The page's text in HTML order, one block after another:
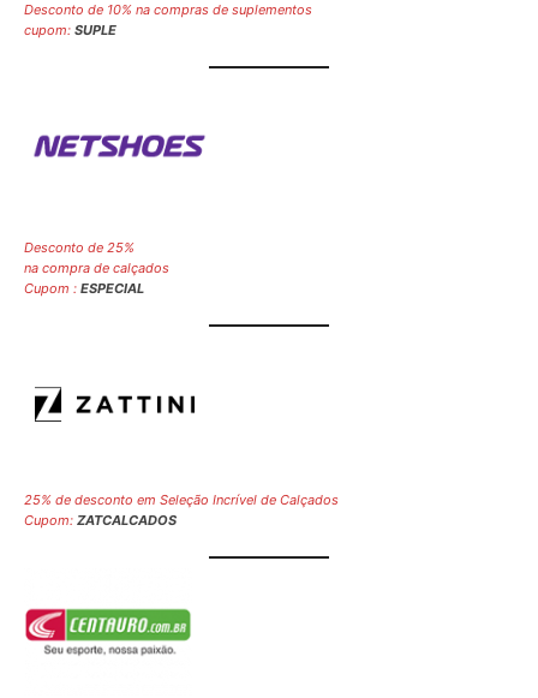
Desconto de 10% na compras de suplementos
cupom: SUPLE
Desconto de 25%
na compra de calçados
Cupom : ESPECIAL
25% de desconto em Seleção Incrível de Calçados
Cupom: ZATCALCADOS